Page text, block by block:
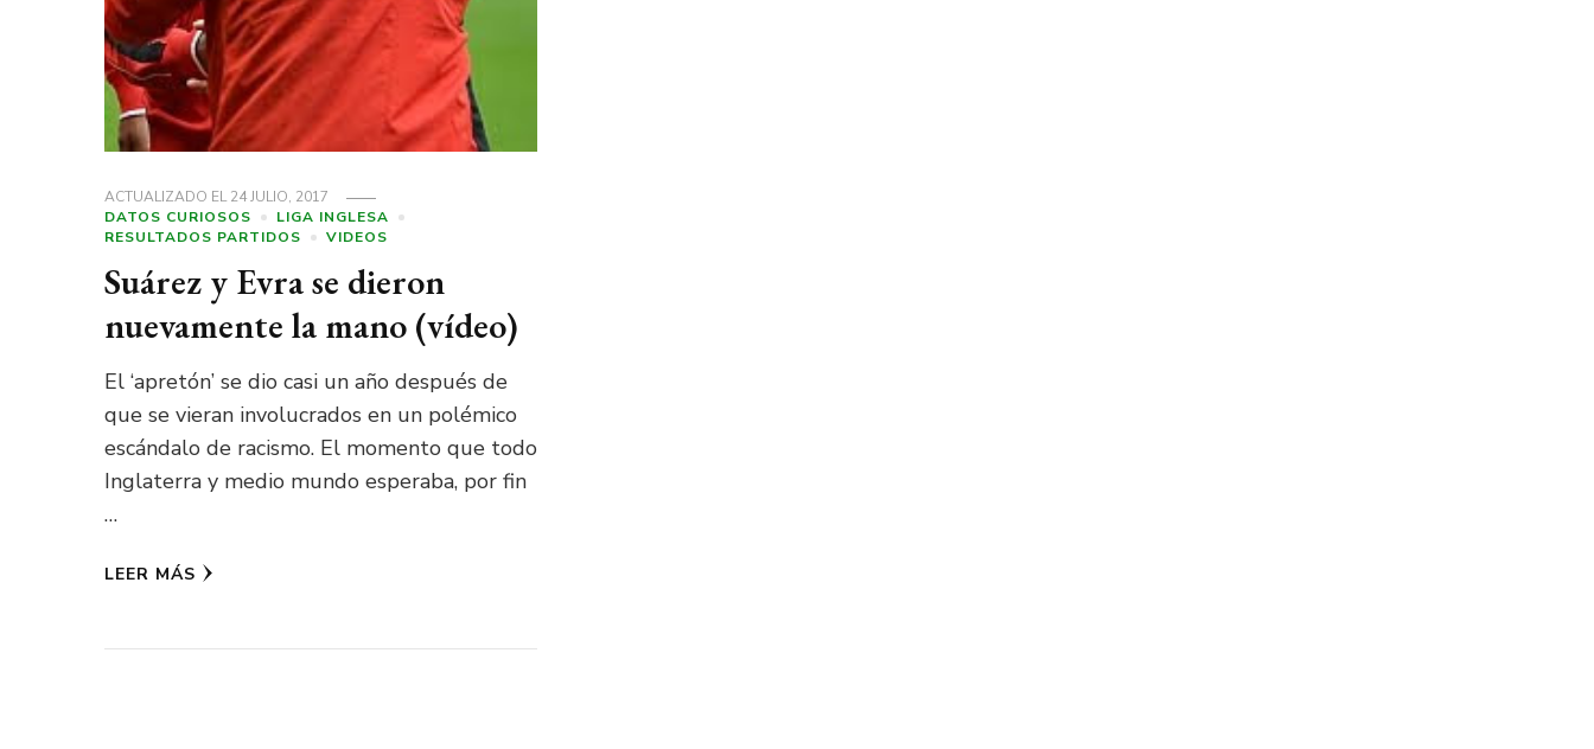
ACTUALIZADO EL24 JULIO, 2017
DATOS CURIOSOS
LIGA INGLESA
RESULTADOS PARTIDOS
VIDEOS
Suárez y Evra se dieron
nuevamente la mano (vídeo)
El ‘apretón’ se dio casi un año después de
que se vieran involucrados en un polémico
escándalo de racismo. El momento que todo
Inglaterra y medio mundo esperaba, por fin
…
LEER MÁS